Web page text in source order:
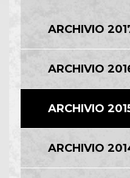
ARCHIVIO
ARCHIVIO
ARCHIVIO
ARCHIVIO